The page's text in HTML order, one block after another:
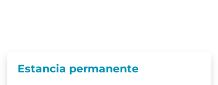
Estancia permanente